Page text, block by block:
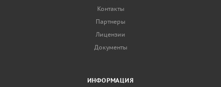
Контакты
Партнеры
Лицензии
Документы
ИНФОРМАЦИЯ